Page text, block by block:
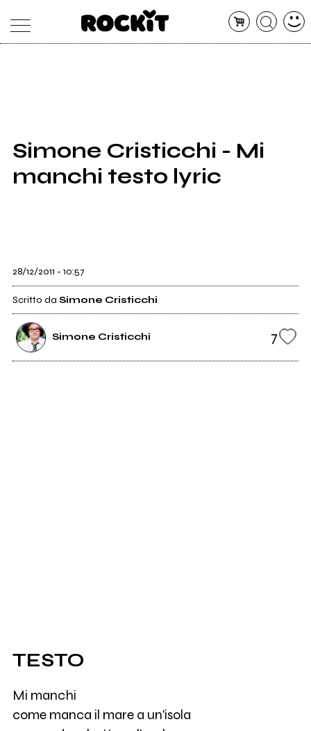
SHOP
RADIO
Simone Cristicchi - Mi
manchi testo lyric
28/12/2011 - 10:57
Scritto da Simone Cristicchi
Simone Cristicchi 7
TESTO
Mi manchi
come manca il mare a un'isola